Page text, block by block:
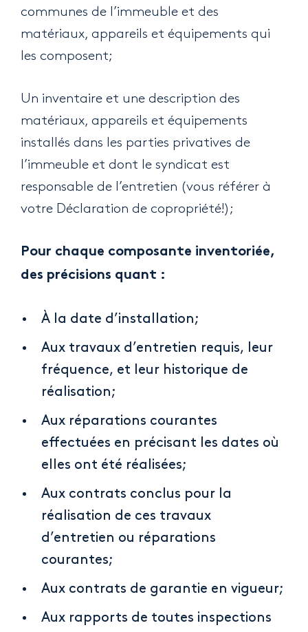
communes de l’immeuble et des
matériaux, appareils et équipements qui
les composent;
Un inventaire et une description des
matériaux, appareils et équipements
installés dans les parties privatives de
l’immeuble et dont le syndicat est
responsable de l’entretien (vous référer à
votre Déclaration de copropriété!);
Pour chaque composante inventoriée,
des précisions quant :
À la date d’installation;
Aux travaux d’entretien requis, leur
fréquence, et leur historique de
réalisation;
Aux réparations courantes
effectuées en précisant les dates où
elles ont été réalisées;
Aux contrats conclus pour la
réalisation de ces travaux
d’entretien ou réparations
courantes;
Aux contrats de garantie en vigueur;
Aux rapports de toutes inspections